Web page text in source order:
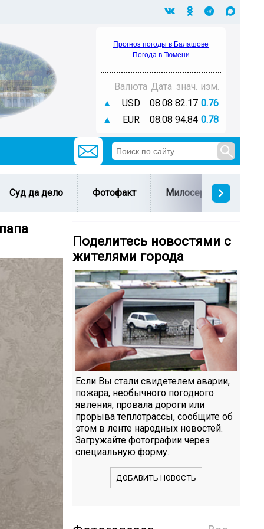
Прогноз погоды в Балашове
Погода в Тюмени
Валюта Дата знач. изм.
▲
USD 08.08 82.17 0.76
▲
EUR 08.08 94.84 0.78
Суд да дело Фотофакт Милосердие
Поделитесь новостями с
жителями города
Если Вы стали свидетелем аварии,
пожара, необычного погодного
явления, провала дороги или
прорыва теплотрассы, сообщите об
этом в ленте народных новостей.
Загружайте фотографии через
специальную форму.
ДОБАВИТЬ НОВОСТЬ